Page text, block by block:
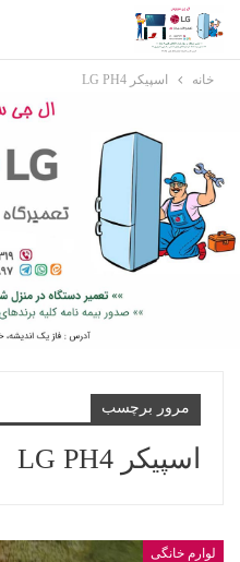
خانه اسپیکر LG PH4
مرور برچسب
اسپیکر LG PH4
لوارم خانگی